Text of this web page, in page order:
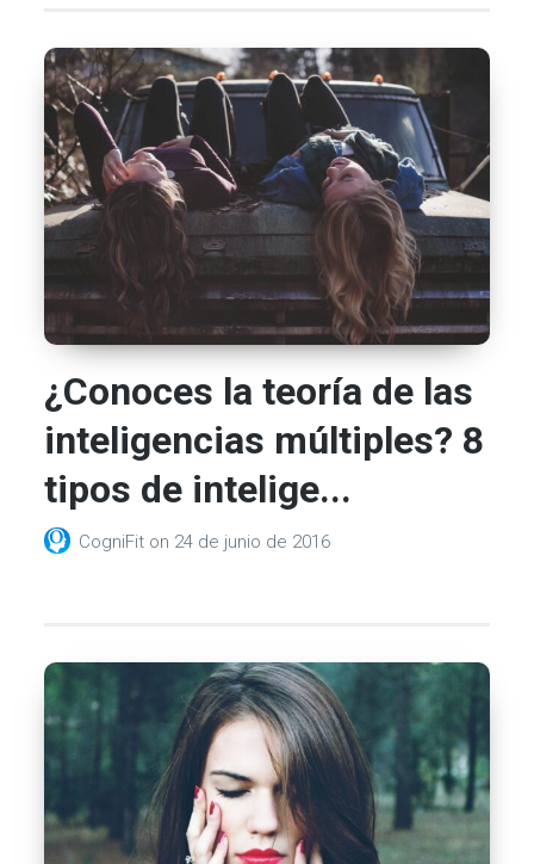
¿Conoces la teoría de las
inteligencias múltiples? 8
tipos de intelige...
CogniFit on 24 de junio de 2016